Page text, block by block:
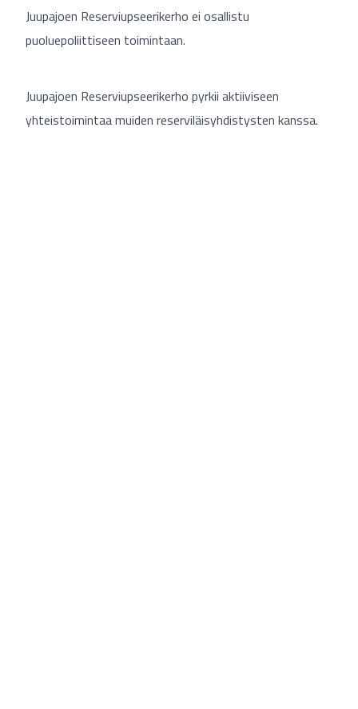
Juupajoen Reserviupseerikerho ei osallistu
puoluepoliittiseen toimintaan.
Juupajoen Reserviupseerikerho pyrkii aktiiviseen
yhteistoimintaa muiden reserviläisyhdistysten kanssa.